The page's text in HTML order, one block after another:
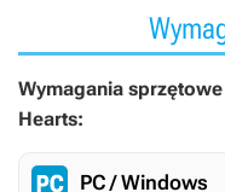
Wymagania
Hearts:
PC / Windows